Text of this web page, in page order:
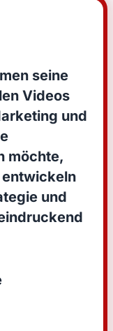
seine
Videos
und
möchte,
und